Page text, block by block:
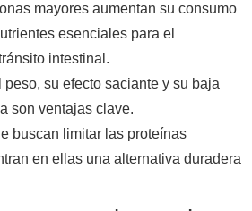
mayores aumentan su consumo
esenciales para el
intestinal.
peso, su efecto saciante y su baja
son ventajas clave.
buscan limitar las proteínas
en ellas una alternativa duradera